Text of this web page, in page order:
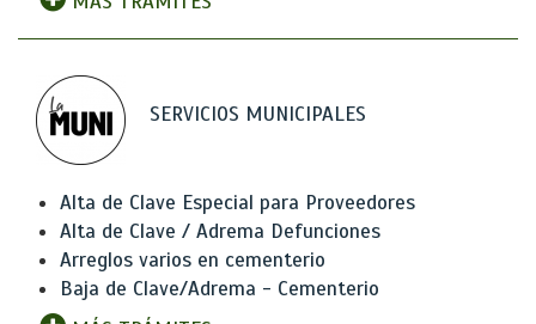
SERVICIOS MUNICIPALES
Alta de Clave Especial para Proveedores
Alta de Clave / Adrema Defunciones
Arreglos varios en cementerio
Baja de Clave/Adrema - Cementerio